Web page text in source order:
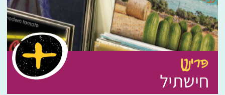
פרינט
חישתיל